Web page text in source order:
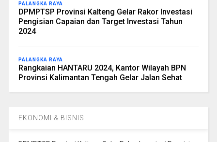
PALANGKA RAYA
DPMPTSP Provinsi Kalteng Gelar Rakor Investasi
Pengisian Capaian dan Target Investasi Tahun
2024
PALANGKA RAYA
Rangkaian HANTARU 2024, Kantor Wilayah BPN
Provinsi Kalimantan Tengah Gelar Jalan Sehat
EKONOMI & BISNIS